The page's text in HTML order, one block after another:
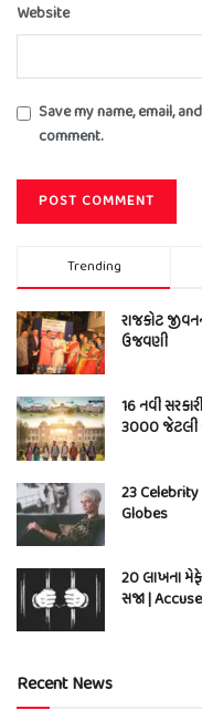
Website
Save my name, email,
comment.
Trending
રાજકોટ
ઉજવણી
16 નવી
3000 જેટલી
23
Globes
20 લાખના
સજા |
Recent News